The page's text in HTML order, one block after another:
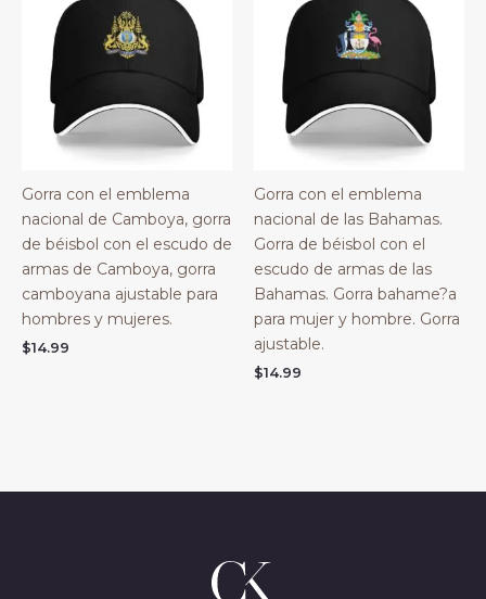
Gorra con el emblema
nacional de Camboya, gorra
de béisbol con el escudo de
armas de Camboya, gorra
camboyana ajustable para
hombres y mujeres.
$14.99
Gorra con el emblema
nacional de las Bahamas.
Gorra de béisbol con el
escudo de armas de las
Bahamas. Gorra bahame?a
para mujer y hombre. Gorra
ajustable.
$14.99